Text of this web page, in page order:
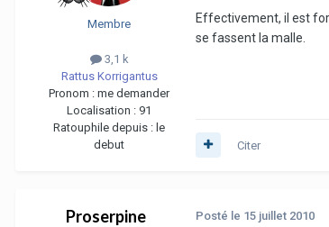
Membre
3,1 k
Rattus Korrigantus
Pronom : me demander
Localisation : 91
Ratouphile depuis : le
debut
Effectivement, il est
se fassent la malle.
Citer
Proserpine Posté le 15 juillet 2010